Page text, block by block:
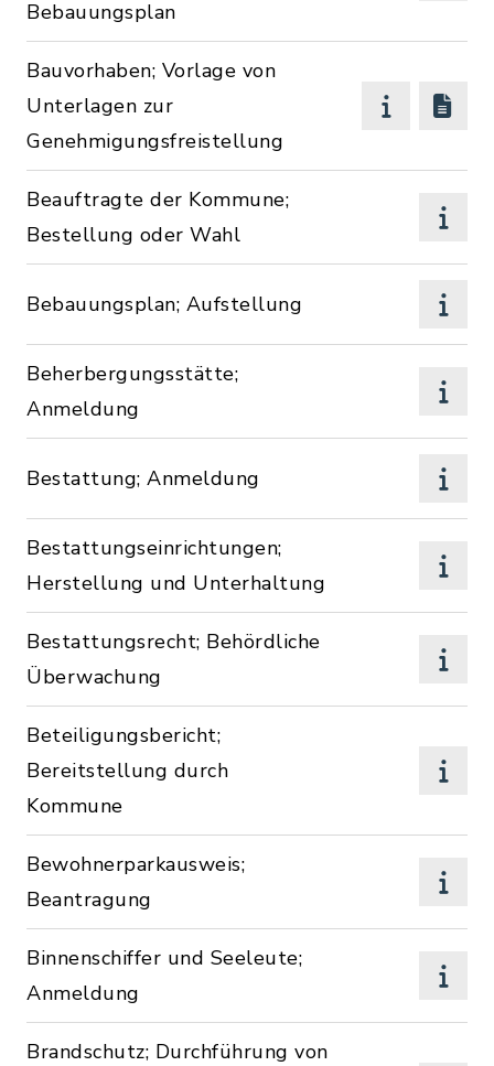
Bebauungsplan
Bauvorhaben; Vorlage von
Unterlagen zur
Genehmigungsfreistellung
Beauftragte der Kommune;
Bestellung oder Wahl
Bebauungsplan; Aufstellung
Beherbergungsstätte;
Anmeldung
Bestattung; Anmeldung
Bestattungseinrichtungen;
Herstellung und Unterhaltung
Bestattungsrecht; Behördliche
Überwachung
Beteiligungsbericht;
Bereitstellung durch
Kommune
Bewohnerparkausweis;
Beantragung
Binnenschiffer und Seeleute;
Anmeldung
Brandschutz; Durchführung von